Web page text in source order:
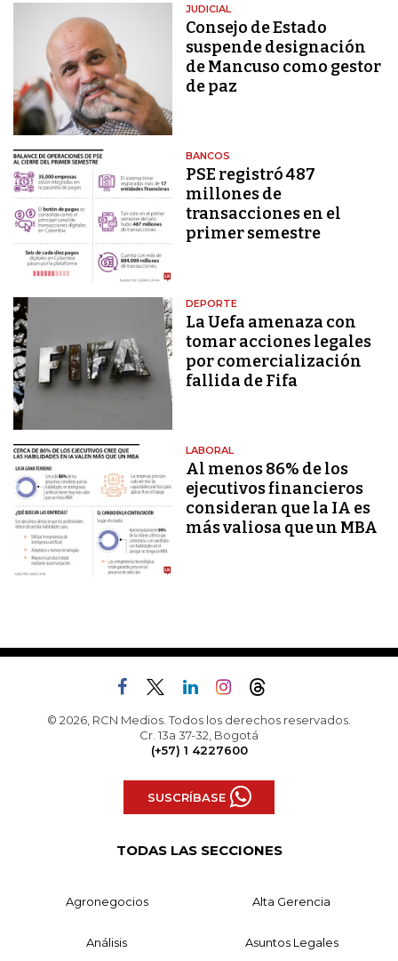
JUDICIAL
Consejo de Estado
suspende designación
de Mancuso como gestor
de paz
BANCOS
PSE registró 487
millones de
transacciones en el
primer semestre
DEPORTE
La Uefa amenaza con
tomar acciones legales
por comercialización
fallida de Fifa
LABORAL
Al menos 86% de los
ejecutivos financieros
consideran que la IA es
más valiosa que un MBA
© 2026, RCN Medios. Todos los derechos reservados.
Cr. 13a 37-32, Bogotá
(+57) 1 4227600
SUSCRÍBASE
TODAS LAS SECCIONES
Agronegocios Alta Gerencia
Análisis Asuntos Legales